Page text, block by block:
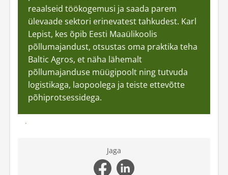
reaalseid töökogemusi ja saada parem
ülevaade sektori erinevatest tahkudest. Karl
Lepist, kes õpib Eesti Maaülikoolis
põllumajandust, otsustas oma praktika teha
Baltic Agros, et näha lähemalt
põllumajanduse müügipoolt ning tutvuda
logistikaga, laopoolega ja teiste ettevõtte
põhiprotsessidega.
Loe Karli praktikakogemusest lähemalt
Jaga
Kontaktid
Meist
Iseteenindus